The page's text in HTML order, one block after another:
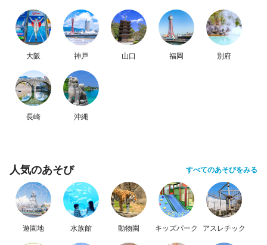
大阪 神戸 山口 福岡 別府
長崎 沖縄
人気のあそび すべてのあそびをみる
遊園地 水族館 動物園 キッズパーク アスレチック